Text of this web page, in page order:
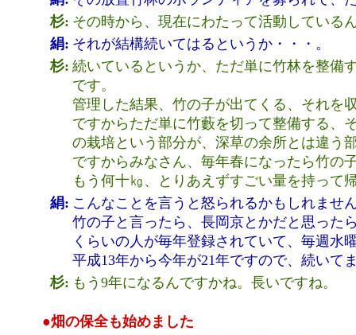
杉: その時から、現在にわたって活動している
絹: それが結構続いてはるというか・・・。
杉: 続いているというか、ただ単に竹林を整備
です。
管理した結果、竹の子が出てくる、それを
ですからただ単に竹藪を切って整備する、
の栽培という部分が、深草の余所とは違う
ですからみなさん、毎年春になったら竹の
もう何十㎏、とりあえずすごい量を持って
絹: こんなことを言うと怒られるかもしれませ
竹の子と言ったら、長岡京とかだと思った
くらいの人が毎年登録されていて、毎週水
平成13年から今年が21年ですので、続いて
杉: もう9年になるんですかね。長いですね。
●畑の保全も始めました